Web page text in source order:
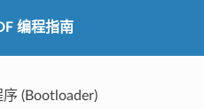
编程指南
(Bootloader)